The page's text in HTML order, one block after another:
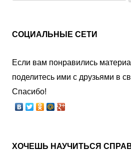
СОЦИАЛЬНЫЕ СЕТИ
Если вам понравились
поделитесь ими с друзьями в
Спасибо!
ХОЧЕШЬ НАУЧИТЬСЯ